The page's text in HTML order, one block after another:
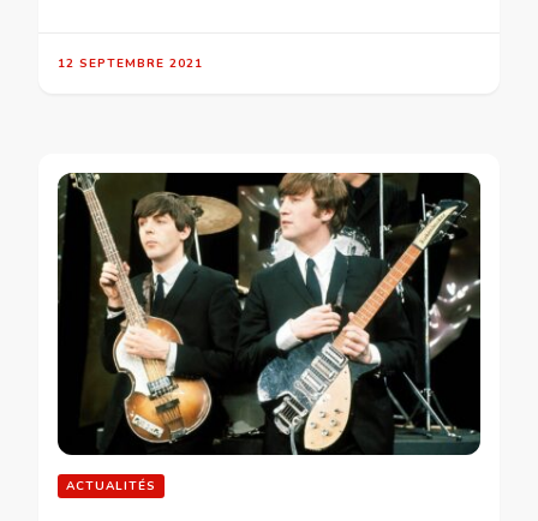
12 SEPTEMBRE 2021
ACTUALITÉS